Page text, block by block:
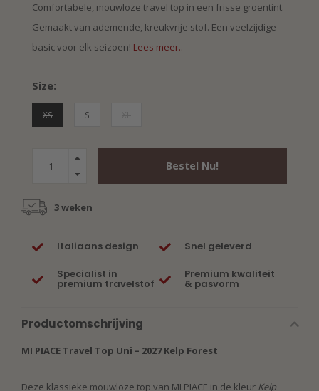
Comfortabele, mouwloze travel top in een frisse groentint.
Gemaakt van ademende, kreukvrije stof. Een veelzijdige
basic voor elk seizoen! Lees meer..
Size:
XS S
Bestel Nu!
3 weken
Italiaans design Snel geleverd
Specialist in
premium travelstof
Premium kwaliteit
& pasvorm
Productomschrijving
MI PIACE Travel Top Uni – 2027 Kelp Forest
Deze klassieke mouwloze top van MI PIACE in de kleur Kelp